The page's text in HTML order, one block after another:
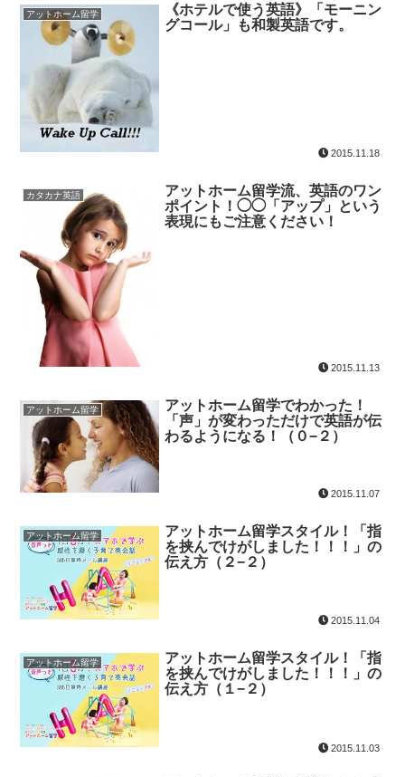
アットホーム留学
《ホテルで使う英語》「モーニン
グコール」も和製英語です。
2015.11.18
カタカナ英語
アットホーム留学流、英語のワン
ポイント！◯◯「アップ」という
表現にもご注意ください！
2015.11.13
アットホーム留学
アットホーム留学でわかった！
「声」が変わっただけで英語が伝
わるようになる！（０−２）
2015.11.07
アットホーム留学
アットホーム留学スタイル！「指
を挟んでけがしました！！！」の
伝え方（２−２）
2015.11.04
アットホーム留学
アットホーム留学スタイル！「指
を挟んでけがしました！！！」の
伝え方（１−２）
2015.11.03